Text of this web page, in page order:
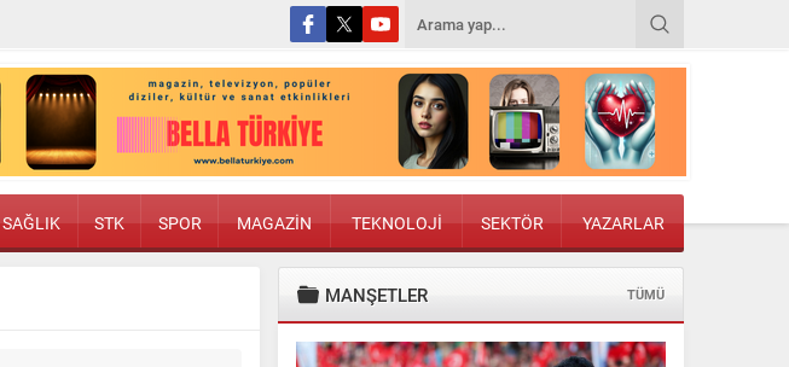
SAĞLIK STK SPOR MAGAZİN TEKNOLOJİ SEKTÖR YAZARLAR
MANŞETLER TÜMÜ